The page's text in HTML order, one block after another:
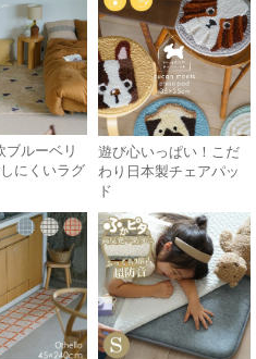
ブルーベリ
にくいラグ
遊び心いっぱい！こだ
わり日本製チェアパッ
ド